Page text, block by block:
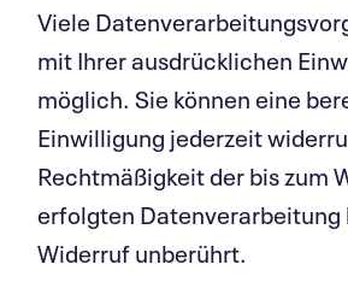
Viele
mit Ihrer ausdrücklichen
möglich. Sie können eine
Einwilligung jederzeit
Rechtmäßigkeit der bis zum
erfolgten Datenverarbeitung
Widerruf unberührt.